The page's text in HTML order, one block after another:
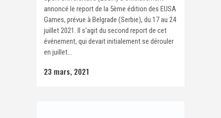
annoncé le report de la 5ème édition des EUSA
Games, prévue à Belgrade (Serbie), du 17 au 24
juillet 2021. Il s'agit du second report de cet
événement, qui devait initialement se dérouler
en juillet...
23 mars, 2021